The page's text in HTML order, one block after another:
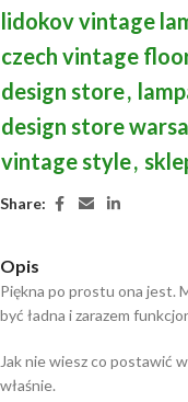
lidokov vintage
czech vintage
design store,
design store
vintage style,
Share:
Opis
Piękna po prostu ona jest.
być ładna i zarazem
Jak nie wiesz co postawić
właśnie.